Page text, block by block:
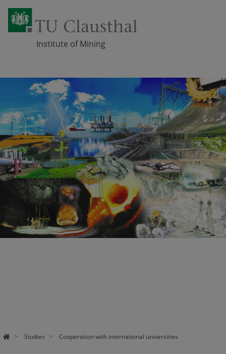
Skip navigation
Institute of Mining
Studies Cooperation with international universities